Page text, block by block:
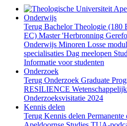
Onderwijs
Terug Bachelor Theologie (180
EC) Master 'Herbronning
Onderwijs Minoren Losse
specialisaties Dag meelopen
Informatie voor studenten
Onderzoek
Terug Onderzoek Graduate
RESILIENCE
Onderzoeksvisitatie 2024
Kennis delen
Terug Kennis delen Permanente